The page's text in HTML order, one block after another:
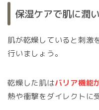
保湿ケアで肌に潤
肌が乾燥していると刺激
行いましょう。
乾燥した肌はバリア機能
熱や衝撃をダイレクトに